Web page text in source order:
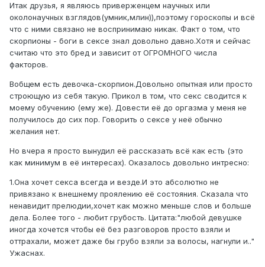
Итак друзья, я являюсь приверженцем научных или
околонаучных взглядов(умник,млин)),поэтому гороскопы и всё
что с ними связано не воспринимаю никак. Факт о том, что
скорпионы - боги в сексе знал довольно давно.Хотя и сейчас
считаю что это бред и зависит от ОГРОМНОГО числа
факторов.
Вобщем есть девочка-скорпион.Довольно опытная или просто
строющую из себя такую. Прикол в том, что секс сводится к
моему обучению (ему же). Довести её до оргазма у меня не
получилось до сих пор. Говорить о сексе у неё обычно
желания нет.
Но вчера я просто вынудил её рассказать всё как есть (это
как минимум в её интересах). Оказалось довольно интресно:
1.Она хочет секса всегда и везде.И это абсолютно не
привязано к внешнему проялению её состояния. Сказала что
ненавидит прелюдии,хочет как можно меньше слов и больше
дела. Более того - любит грубость. Цитата:"любой девушке
иногда хочется чтобы её без разговоров просто взяли и
оттрахали, может даже бы грубо взяли за волосы, нагнули и.."
Ужаснах.